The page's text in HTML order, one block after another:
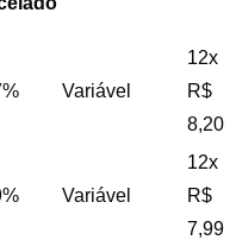
Variável
12x
R$
8,20
Variável
12x
R$
7,99